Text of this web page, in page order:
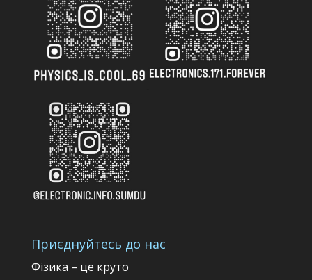
Приєднуйтесь до нас
Фізика – це круто